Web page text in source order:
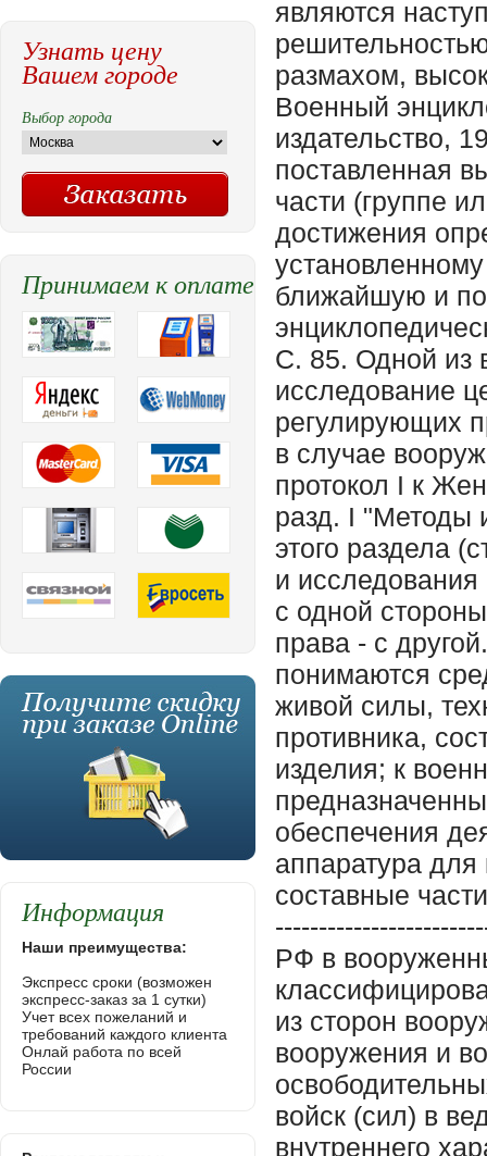
являются
размахом,
Военный
издательство,
поставленная
части (группе
достижения
ближайшую и
С. 85. Одной из
исследование
регулирующих
в случае
протокол I к
разд. I "Методы
этого раздела
и
с одной
права - с
понимаются
живой силы,
противника,
изделия; к
обеспечения
аппаратура для
составные
РФ в
из сторон
вооружения и
войск (сил) в
внутреннего
Узнать цену
Вашем городе
Выбор города
Принимаем к оплате
Информация
Наши преимущества:
Экспресс сроки (возможен
экспресс-заказ за 1 сутки)
Учет всех пожеланий и
требований каждого клиента
Онлай работа по всей
России